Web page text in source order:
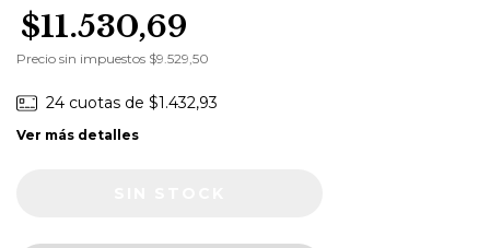
$11.530,69
Precio sin impuestos $9.529,50
24 cuotas de $1.432,93
Ver más detalles